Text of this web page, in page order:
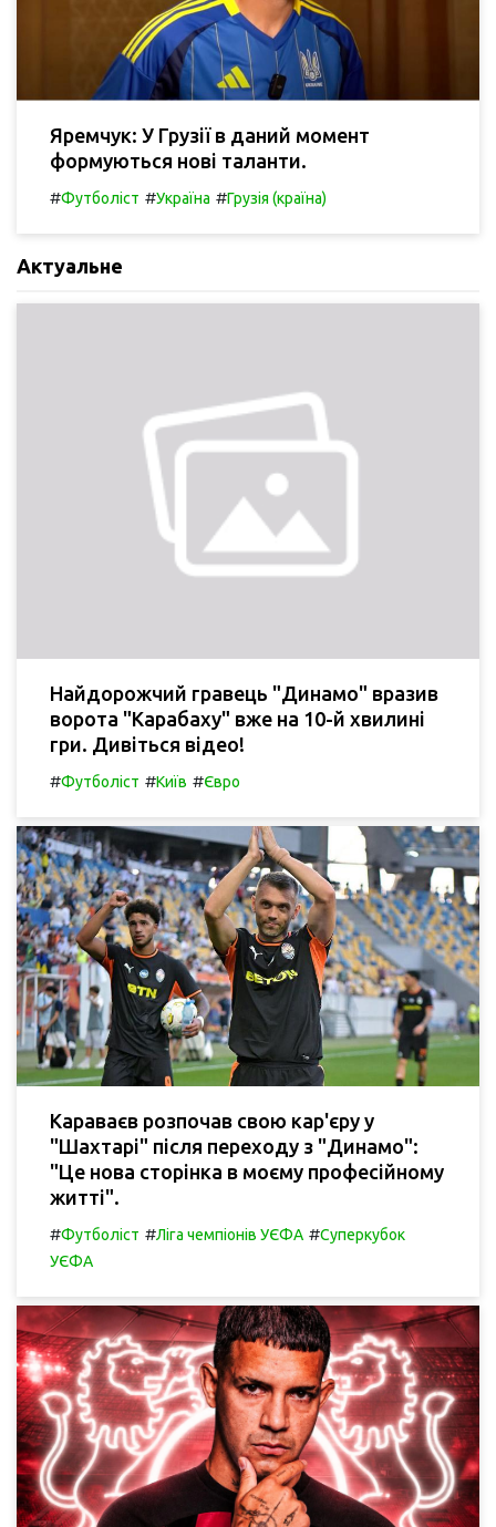
Яремчук: У Грузії в даний момент
формуються нові таланти.
#Футболіст #Україна #Грузія (країна)
Актуальне
Найдорожчий гравець "Динамо" вразив
ворота "Карабаху" вже на 10-й хвилині
гри. Дивіться відео!
#Футболіст #Київ #Євро
Караваєв розпочав свою кар'єру у
"Шахтарі" після переходу з "Динамо":
"Це нова сторінка в моєму професійному
житті".
#Футболіст #Ліга чемпіонів УЄФА #Суперкубок
УЄФА